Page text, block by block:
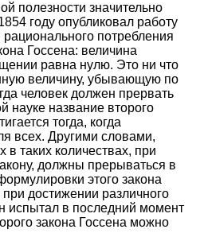
полезности значительно
году опубликовал работу
потребления
Госсена: величина
равна нулю. Это ни что
величину, убывающую по
человек должен прервать
науке название второго
тогда, когда
всех. Другими словами,
таких количествах, при
должны прерываться в
этого закона
достижении различного
испытал в последний момент
закона Госсена можно